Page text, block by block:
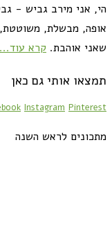
הי, אני מירב גביש -
אופה, מבשלת,
שאני אוהבת. קרא עוד...
תמצאו אותי גם כאן
Instagram Pinterest
מתכונים לראש השנה